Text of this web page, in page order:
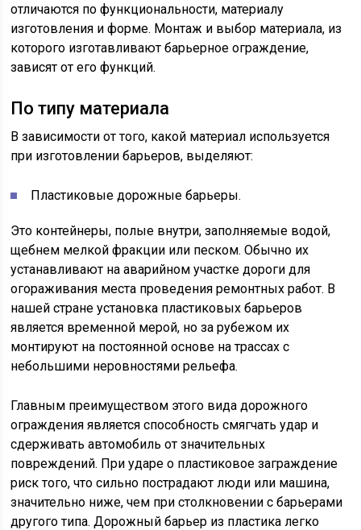
отличаются по функциональности, материалу
изготовления и форме. Монтаж и выбор материала, из
которого изготавливают барьерное ограждение,
зависят от его функций.
По типу материала
В зависимости от того, какой материал используется
при изготовлении барьеров, выделяют:
Пластиковые дорожные барьеры.
Это контейнеры, полые внутри, заполняемые водой,
щебнем мелкой фракции или песком. Обычно их
устанавливают на аварийном участке дороги для
огораживания места проведения ремонтных работ. В
нашей стране установка пластиковых барьеров
является временной мерой, но за рубежом их
монтируют на постоянной основе на трассах с
небольшими неровностями рельефа.
Главным преимуществом этого вида дорожного
ограждения является способность смягчать удар и
сдерживать автомобиль от значительных
повреждений. При ударе о пластиковое заграждение
риск того, что сильно пострадают люди или машина,
значительно ниже, чем при столкновении с барьерами
другого типа. Дорожный барьер из пластика легко